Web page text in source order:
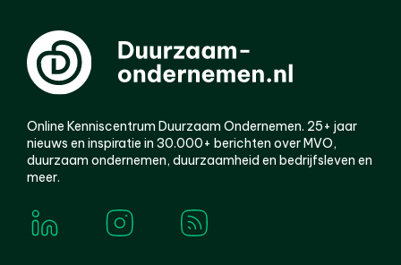
Online Kenniscentrum Duurzaam Ondernemen. 25+ jaar
nieuws en inspiratie in 30.000+ berichten over MVO,
duurzaam ondernemen, duurzaamheid en bedrijfsleven en
meer.